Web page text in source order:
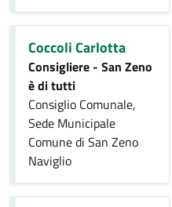
Coccoli Carlotta
Consigliere - San Zeno
è di tutti
Consiglio Comunale,
Sede Municipale
Comune di San Zeno
Naviglio